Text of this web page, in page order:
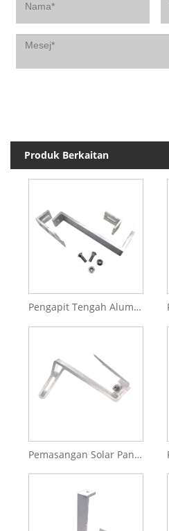
Produk Berkaitan
Pengapit Tengah Aluminium Anodized untuk Sistem Kuasa Suria
Pemasangan Solar Panel Struktur Tersuai Aluminium Anodized MID Clamp untuk Kurungan